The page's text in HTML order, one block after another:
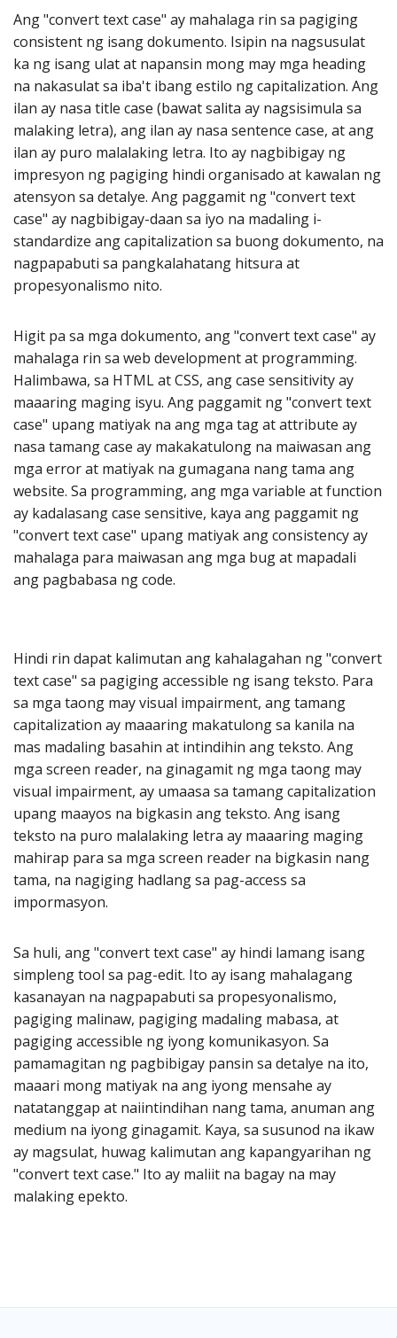
Ang "convert text case" ay mahalaga rin sa pagiging
consistent ng isang dokumento. Isipin na nagsusulat
ka ng isang ulat at napansin mong may mga heading
na nakasulat sa iba't ibang estilo ng capitalization. Ang
ilan ay nasa title case (bawat salita ay nagsisimula sa
malaking letra), ang ilan ay nasa sentence case, at ang
ilan ay puro malalaking letra. Ito ay nagbibigay ng
impresyon ng pagiging hindi organisado at kawalan ng
atensyon sa detalye. Ang paggamit ng "convert text
case" ay nagbibigay-daan sa iyo na madaling i-
standardize ang capitalization sa buong dokumento, na
nagpapabuti sa pangkalahatang hitsura at
propesyonalismo nito.
Higit pa sa mga dokumento, ang "convert text case" ay
mahalaga rin sa web development at programming.
Halimbawa, sa HTML at CSS, ang case sensitivity ay
maaaring maging isyu. Ang paggamit ng "convert text
case" upang matiyak na ang mga tag at attribute ay
nasa tamang case ay makakatulong na maiwasan ang
mga error at matiyak na gumagana nang tama ang
website. Sa programming, ang mga variable at function
ay kadalasang case sensitive, kaya ang paggamit ng
"convert text case" upang matiyak ang consistency ay
mahalaga para maiwasan ang mga bug at mapadali
ang pagbabasa ng code.
Hindi rin dapat kalimutan ang kahalagahan ng "convert
text case" sa pagiging accessible ng isang teksto. Para
sa mga taong may visual impairment, ang tamang
capitalization ay maaaring makatulong sa kanila na
mas madaling basahin at intindihin ang teksto. Ang
mga screen reader, na ginagamit ng mga taong may
visual impairment, ay umaasa sa tamang capitalization
upang maayos na bigkasin ang teksto. Ang isang
teksto na puro malalaking letra ay maaaring maging
mahirap para sa mga screen reader na bigkasin nang
tama, na nagiging hadlang sa pag-access sa
impormasyon.
Sa huli, ang "convert text case" ay hindi lamang isang
simpleng tool sa pag-edit. Ito ay isang mahalagang
kasanayan na nagpapabuti sa propesyonalismo,
pagiging malinaw, pagiging madaling mabasa, at
pagiging accessible ng iyong komunikasyon. Sa
pamamagitan ng pagbibigay pansin sa detalye na ito,
maaari mong matiyak na ang iyong mensahe ay
natatanggap at naiintindihan nang tama, anuman ang
medium na iyong ginagamit. Kaya, sa susunod na ikaw
ay magsulat, huwag kalimutan ang kapangyarihan ng
"convert text case." Ito ay maliit na bagay na may
malaking epekto.